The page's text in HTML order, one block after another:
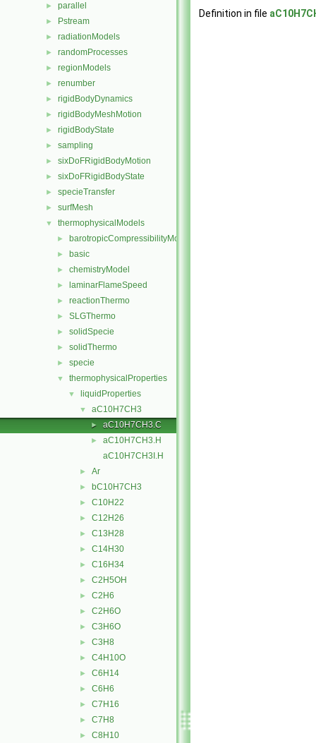
► parallel
► Pstream
► radiationModels
► randomProcesses
► regionModels
► renumber
► rigidBodyDynamics
► rigidBodyMeshMotion
► rigidBodyState
► sampling
► sixDoFRigidBodyMotion
► sixDoFRigidBodyState
► specieTransfer
► surfMesh
▼ thermophysicalModels
► barotropicCompressibilityModel
► basic
► chemistryModel
► laminarFlameSpeed
► reactionThermo
► SLGThermo
► solidSpecie
► solidThermo
► specie
▼ thermophysicalProperties
▼ liquidProperties
▼ aC10H7CH3
► aC10H7CH3.C
►
aC10H7CH3.H
aC10H7CH3I.H
► Ar
► bC10H7CH3
► C10H22
► C12H26
► C13H28
► C14H30
► C16H34
► C2H5OH
► C2H6
► C2H6O
► C3H6O
► C3H8
► C4H10O
► C6H14
► C6H6
► C7H16
► C7H8
► C8H10
Definition in file